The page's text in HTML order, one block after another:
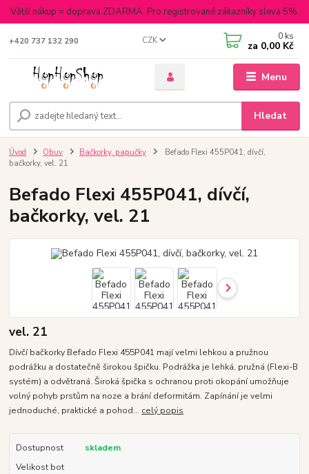
Větší nákup = doprava ZDARMA. Pro registrované zákazníky sleva 5%.
Menu
CZK
Hledat
+420 737 132 290 0 ks
za 0,00 Kč
Úvod Obuv Bačkorky, papučky
Befado Flexi 455P041, dívčí,
bačkorky, vel. 21
Befado Flexi 455P041, dívčí,
bačkorky, vel. 21
vel. 21
Dívčí bačkorky Befado Flexi 455P041 mají velmi lehkou a pružnou
podrážku a dostatečně širokou špičku. Podrážka je lehká, pružná (Flexi-B
systém) a odvětraná. Široká špička s ochranou proti okopání umožňuje
volný pohyb prstům na noze a brání deformitám. Zapínání je velmi
jednoduché, praktické a pohod... celý popis
Dostupnost
skladem
Velikost bot